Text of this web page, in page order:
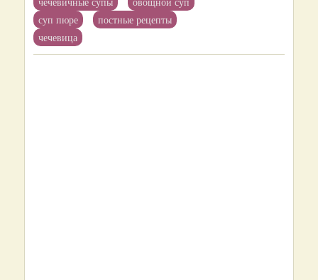
суп пюре
постные рецепты
чечевица